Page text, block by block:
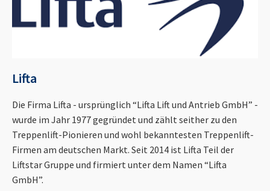
Lifta
Die Firma Lifta - ursprünglich “Lifta Lift und Antrieb GmbH” -
wurde im Jahr 1977 gegründet und zählt seither zu den
Treppenlift-Pionieren und wohl bekanntesten Treppenlift-
Firmen am deutschen Markt. Seit 2014 ist Lifta Teil der
Liftstar Gruppe und firmiert unter dem Namen “Lifta
GmbH”.